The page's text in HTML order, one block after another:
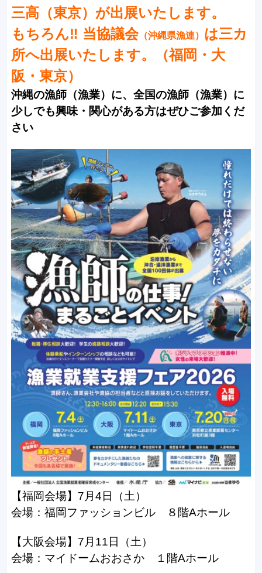
三高（東京）が出展いたします。
もちろん‼ 当協議会（沖縄県漁連） は三カ
所へ出展いたします。（福岡・大
阪・東京）
沖縄の漁師（漁業）に、全国の漁師（漁業）に
少しでも興味・関心がある方はぜひご参加くだ
さい
【福岡会場】7月4日
（土）
会場：福岡ファッションビル ８階Aホール
【大阪会場】7月11 日
（土）
会場：マイドームおおさか １階Aホール